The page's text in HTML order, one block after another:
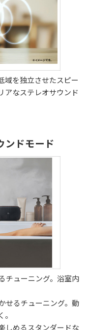
域を独立させたスピー
アなステレオサウンド
ンドモード
チューニング。浴室内
せるチューニング。動
しめるスタンダードな